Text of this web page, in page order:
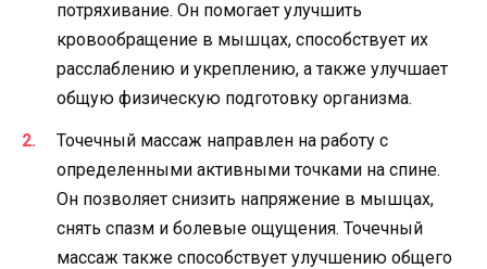
потряхивание. Он помогает улучшить
кровообращение в мышцах, способствует их
расслаблению и укреплению, а также улучшает
общую физическую подготовку организма.
Точечный массаж направлен на работу с
определенными активными точками на спине.
Он позволяет снизить напряжение в мышцах,
снять спазм и болевые ощущения. Точечный
массаж также способствует улучшению общего